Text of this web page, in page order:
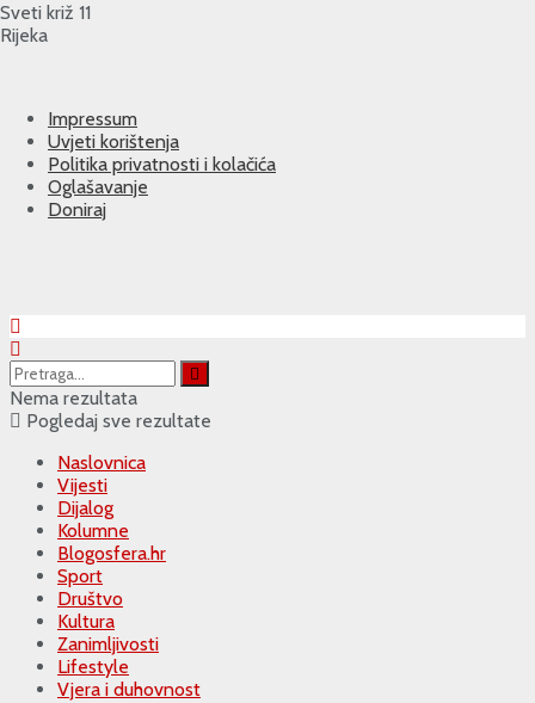
Sveti križ 11
Rijeka
Impressum
Uvjeti korištenja
Politika privatnosti i kolačića
Oglašavanje
Doniraj
Nema rezultata
Pogledaj sve rezultate
Naslovnica
Vijesti
Dijalog
Kolumne
Blogosfera.hr
Sport
Društvo
Kultura
Zanimljivosti
Lifestyle
Vjera i duhovnost